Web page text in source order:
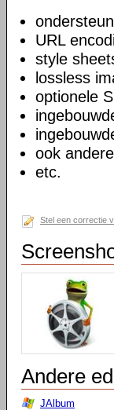
URL
style
lossless
optionele
ook
etc.
Stel een correctie
Andere
JAlbum